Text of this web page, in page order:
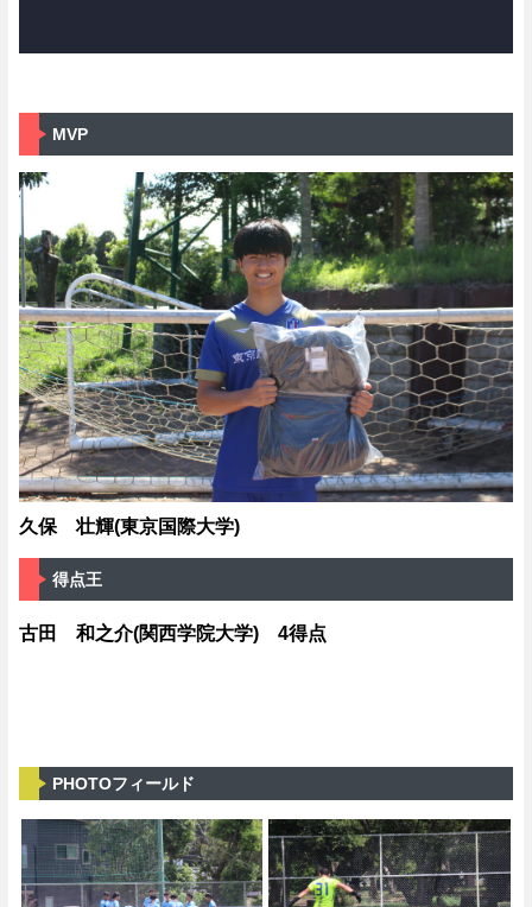
MVP
久保 壮輝(東京国際大学)
得点王
古田 和之介(関西学院大学) 4得点
PHOTOフィールド